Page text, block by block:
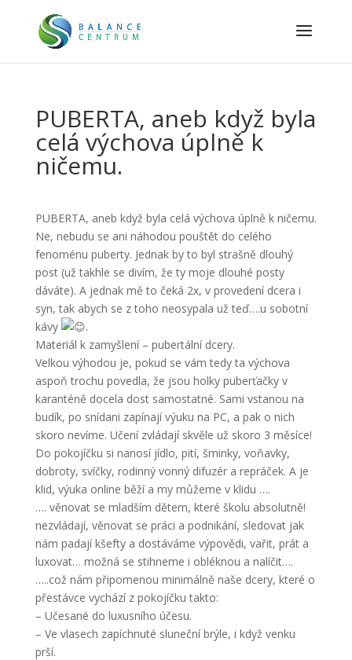
PUBERTA, aneb když byla
celá výchova úplně k
ničemu.
PUBERTA, aneb když byla celá výchova úplně k ničemu.
Ne, nebudu se ani náhodou pouštět do celého
fenoménu puberty. Jednak by to byl strašně dlouhý
post (už takhle se divím, že ty moje dlouhé posty
dáváte). A jednak mě to čeká 2x, v provedení dcera i
syn, tak abych se z toho neosypala už teď….u sobotní
kávy
.
Materiál k zamyšlení – pubertální dcery.
Velkou výhodou je, pokud se vám tedy ta výchova
aspoň trochu povedla, že jsou holky puberťačky v
karanténě docela dost samostatné. Sami vstanou na
budík, po snídani zapínají výuku na PC, a pak o nich
skoro nevíme. Učení zvládají skvěle už skoro 3 měsíce!
Do pokojíčku si nanosí jídlo, pití, šminky, voňavky,
dobroty, svíčky, rodinný vonný difuzér a repráček. A je
klid, výuka online běží a my můžeme v klidu ….
…. věnovat se mladším dětem, které školu absolutně!
nezvládají, věnovat se práci a podnikání, sledovat jak
nám padají kšefty a dostáváme výpovědi, vařit, prát a
luxovat… možná se stihneme i obléknou a nalíčit….
…..což nám připomenou minimálně naše dcery, které o
přestávce vychází z pokojíčku takto:
– Učesané do luxusního účesu.
– Ve vlasech zapíchnuté sluneční brýle, i když venku
prší.